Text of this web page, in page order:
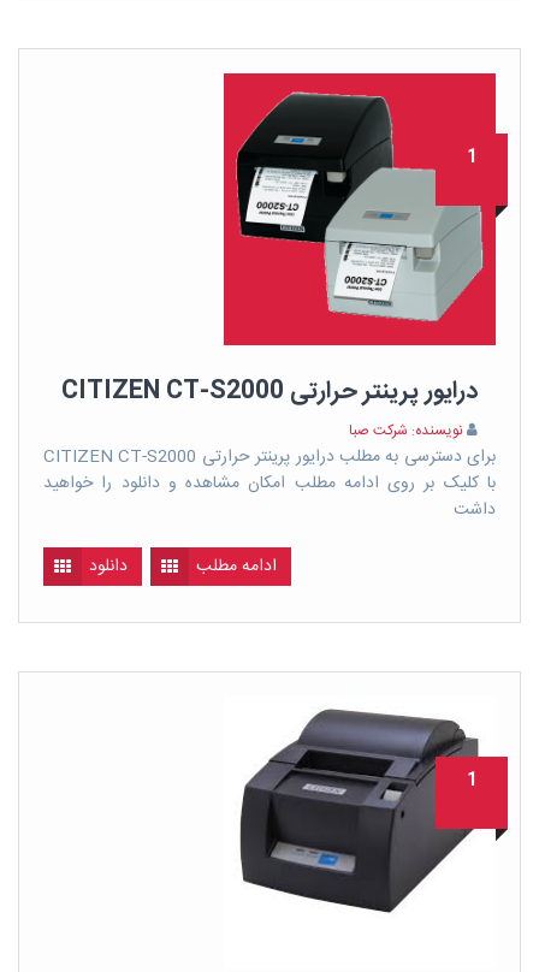
1
درایور پرینتر حرارتی CITIZEN CT-S2000
نویسنده: شرکت صبا
برای دسترسی به مطلب درایور پرینتر حرارتی CITIZEN CT-S2000
با کلیک بر روی ادامه مطلب امکان مشاهده و دانلود را خواهید
داشت
دانلود
ادامه مطلب
1